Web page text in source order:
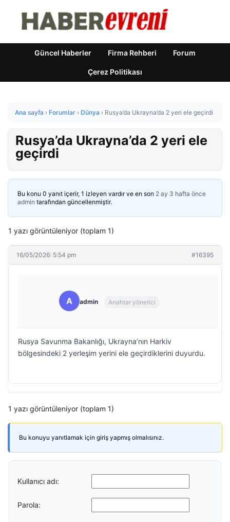
Güncel Haberler Firma Rehberi Forum
Çerez Politikası
Ana sayfa › Forumlar › Dünya › Rusya’da Ukrayna’da 2 yeri ele geçirdi
Rusya’da Ukrayna’da 2 yeri ele
geçirdi
Bu konu 0 yanıt içerir, 1 izleyen vardır ve en son 2 ay 3 hafta önce
admin tarafından güncellenmiştir.
1 yazı görüntüleniyor (toplam 1)
16/05/2026: 5:54 pm #16395
A admin Anahtar yönetici
Rusya Savunma Bakanlığı, Ukrayna’nın Harkiv
bölgesindeki 2 yerleşim yerini ele geçirdiklerini duyurdu.
1 yazı görüntüleniyor (toplam 1)
Bu konuyu yanıtlamak için giriş yapmış olmalısınız.
Kullanıcı adı:
Parola: